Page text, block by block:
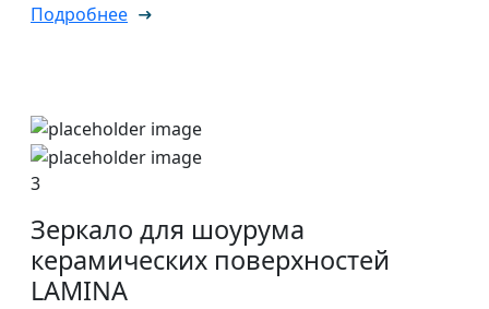
Подробнее
3
Зеркало для шоурума
керамических поверхностей
LAMINA